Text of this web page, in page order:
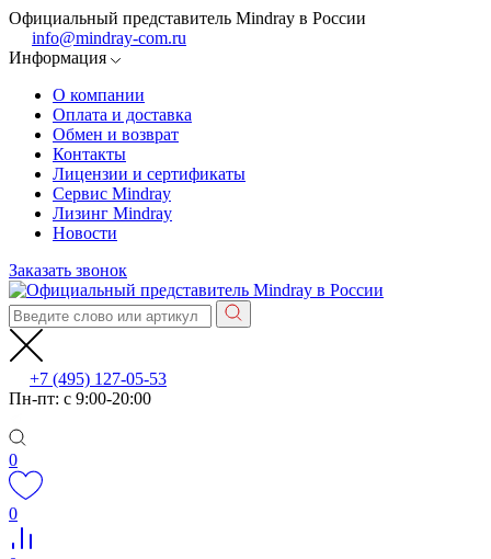
Официальный представитель Mindray в России
info@mindray-com.ru
Информация
О компании
Оплата и доставка
Обмен и возврат
Контакты
Лицензии и сертификаты
Сервис Mindray
Лизинг Mindray
Новости
Заказать звонок
+7 (495) 127-05-53
Пн-пт: с 9:00-20:00
0
0